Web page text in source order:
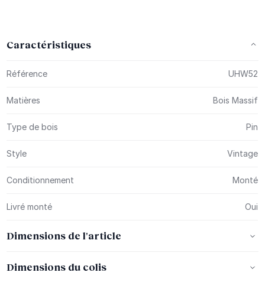
Caractéristiques
Référence UHW52
Matières Bois Massif
Type de bois Pin
Style Vintage
Conditionnement Monté
Livré monté Oui
Dimensions de l'article
Dimensions du colis